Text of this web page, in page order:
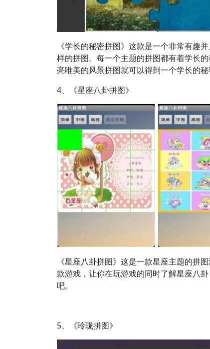
《学长的秘密拼图》这款是一个非常有趣
样的拼图。每一个主题的拼图都有着学长
亮唯美的风景拼图就可以得到一个学长的秘
4、《星座八卦拼图》
《星座八卦拼图》这是一款星座主题的拼
款游戏，让你在玩游戏的同时了解星座八
吧。
5、《玲珑拼图》